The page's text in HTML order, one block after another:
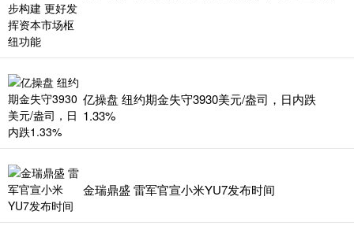
亿操盘 纽约期金失守3930美元/盎司，日内跌
1.33%
金瑞鼎盛 雷军官宣小米YU7发布时间